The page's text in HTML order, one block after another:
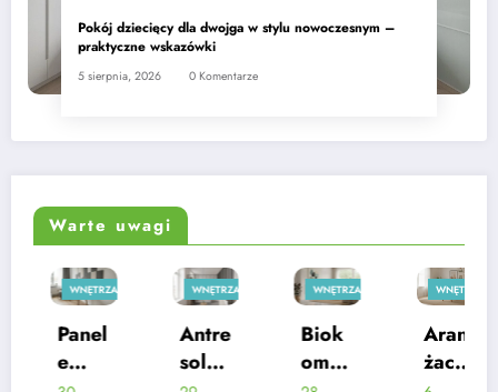
Pokój dziecięcy dla dwojga w stylu nowoczesnym –
praktyczne wskazówki
5 sierpnia, 2026 0 Komentarze
Warte uwagi
WNĘTRZA
Antre
sola
WNĘTRZA
Biok
omin
WNĘTRZA
Aran
żacja
WNĘTRZA
Pokój
dziec